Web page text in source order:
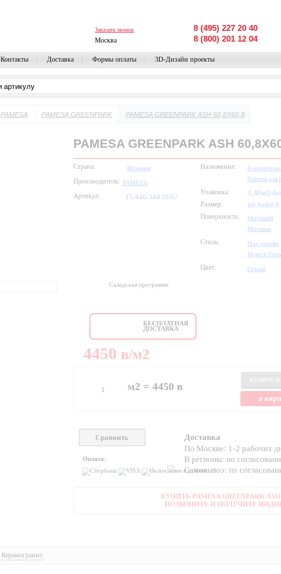
Заказать звонок
Москва
8 (495) 227 20 40
8 (800) 201 12 04
Контакты Доставка Формы оплаты 3D-Дизайн проекты
PAMESA PAMESA GREENPARK PAMESA GREENPARK ASH 60,8X60,8
PAMESA GREENPARK ASH
Страна:
Испания
Производитель: PAMESA
Артикул:
15.440.344.0697
Назначение:
Плитка для
Упаковка:
1,48м2/
Размер: 60.8x60.8
Поверхность:
Матовый
Матовая
Стиль:
Под дерево
Hi-tech/
Цвет:
Серый
Складская программа
БЕСПЛАТНАЯ
ДОСТАВКА
4450 в/м2
м2 = 4450 в
купить
в
Сравнить
Оплата:
Доставка
По Москве: 1-2 рабочих
В регионы: по
Самовывоз: по
КУПИТЬ PAMESA GREENPARK
ПОЗВОНИТЕ И ПОЛУЧИТЕ
Керамогранит